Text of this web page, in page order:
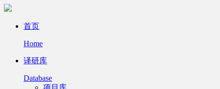
首页
Home
译研库
Database
项目库